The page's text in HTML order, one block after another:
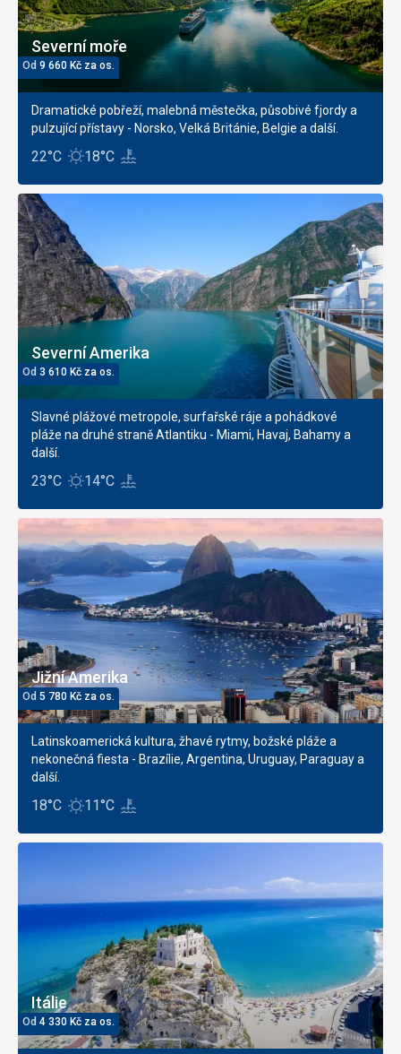
Severní moře
Od 9 660 Kč za os.
Dramatické pobřeží, malebná městečka, působivé fjordy a
pulzující přístavy - Norsko, Velká Británie, Belgie a další.
22°C 18°C
Severní Amerika
Od 3 610 Kč za os.
Slavné plážové metropole, surfařské ráje a pohádkové
pláže na druhé straně Atlantiku - Miami, Havaj, Bahamy a
další.
23°C 14°C
Jižní Amerika
Od 5 780 Kč za os.
Latinskoamerická kultura, žhavé rytmy, božské pláže a
nekonečná fiesta - Brazílie, Argentina, Uruguay, Paraguay a
další.
18°C 11°C
Itálie
Od 4 330 Kč za os.